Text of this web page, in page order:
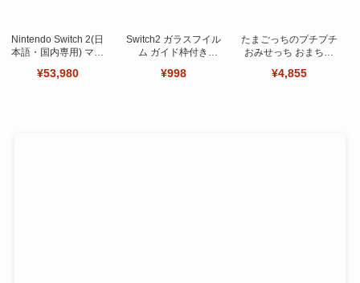
Nintendo Switch 2(日
本語・国内専用) マリ
ット
¥53,980
Switch2 ガラスフイル
ム ガイド枠付き
ット 日本旭硝子製-高
¥998
たまごっちのプチプチ
おみせっち おまちど
¥4,855